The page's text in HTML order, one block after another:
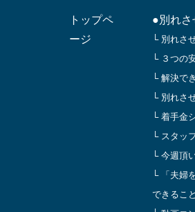
トップペ
ージ
●別れさ
└ 別れさ
└ ３つの
└ 解決で
└ 別れさ
└ 着手金
└ スタッ
└ 今週頂
└ 「夫婦
できること